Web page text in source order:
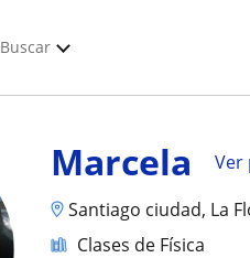
Buscar
Marcela
Ver
Santiago ciudad, La
Clases de Física